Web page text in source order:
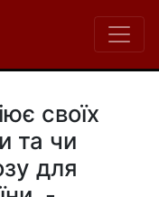
своїх
та чи
для